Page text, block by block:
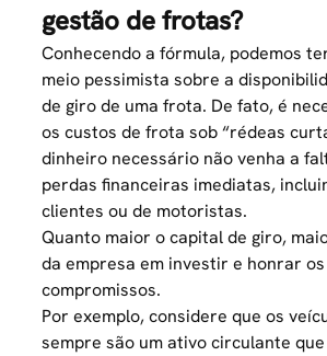
gestão de frotas?
Conhecendo a fórmula, podemos
meio pessimista sobre a
de giro de uma frota. De fato, é
oscustos de frota sob “rédeas
dinheiro necessário não venha a
perdas financeiras imediatas,
clientes ou de motoristas.
Quanto maior o capital de giro,
da empresa em investir e honrar
compromissos.
Por exemplo, considere que os
sempre são um ativo circulante